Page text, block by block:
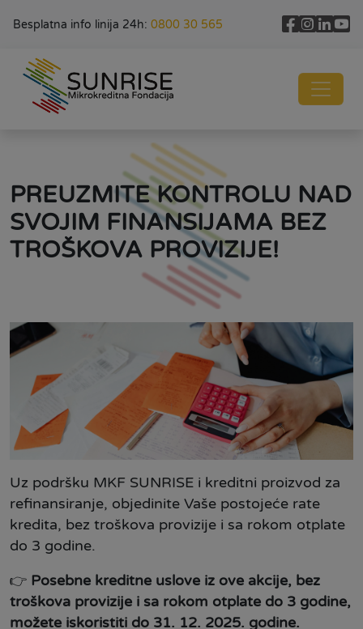
Besplatna info linija 24h: 0800 30 565
PREUZMITE KONTROLU NAD
SVOJIM FINANSIJAMA BEZ
TROŠKOVA PROVIZIJE!
Uz podršku MKF SUNRISE i kreditni proizvod za
refinansiranje, objedinite Vaše postojeće rate
kredita, bez troškova provizije i sa rokom otplate
do 3 godine.
👉 Posebne kreditne uslove iz ove akcije, bez
troškova provizije i sa rokom otplate do 3 godine,
možete iskoristiti do 31. 12. 2025. godine.